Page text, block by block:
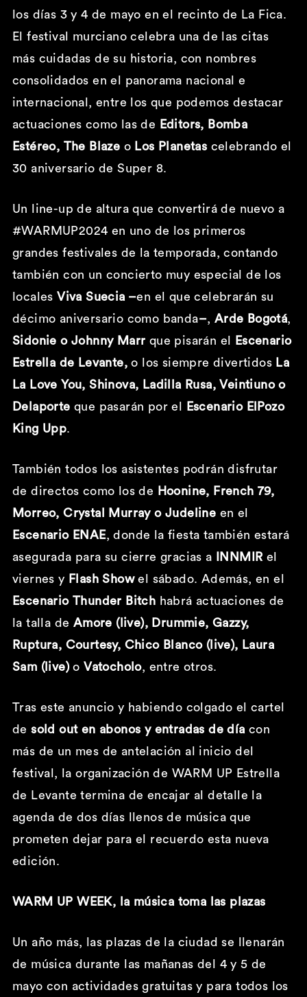
los días 3 y 4 de mayo en el recinto de La Fica.
El festival murciano celebra una de las citas
más cuidadas de su historia, con nombres
consolidados en el panorama nacional e
internacional, entre los que podemos destacar
actuaciones como las de
Editors, Bomba
Estéreo, The Blaze o Los Planetas celebrando el
30 aniversario de Super 8.
Un line-up de altura que convertirá de nuevo a
#WARMUP2024 en uno de los primeros
grandes festivales de la temporada, contando
también con un concierto muy especial de los
localesViva Suecia –en el que celebrarán su
décimo aniversario como banda–, Arde Bogotá,
Sidonie o Johnny Marr que pisarán el
Escenario
Estrella de Levante,o los siempre divertidos La
La Love You, Shinova, Ladilla Rusa, Veintiuno o
Delaporte que pasarán por el
Escenario ElPozo
King Upp.
También todos los asistentes podrán disfrutar
de directos como los de Hoonine, French 79,
Morreo, Crystal Murray o Judeline en el
Escenario ENAE, donde la fiesta también estará
asegurada para su cierre gracias a
INNMIR el
viernes y Flash Showel sábado. Además, en el
Escenario Thunder Bitch habrá actuaciones de
la talla de Amore (live), Drummie, Gazzy,
Ruptura, Courtesy, Chico Blanco (live), Laura
Sam (live)o Vatocholo, entre otros.
Tras este anuncio y habiendo colgado el cartel
de sold out en abonos y entradas de día con
más de un mes de antelación al inicio del
festival, la organización de WARM UP Estrella
de Levante termina de encajar al detalle la
agenda de dos días llenos de música que
prometen dejar para el recuerdo esta nueva
edición.
WARM UP WEEK, la música toma las plazas
Un año más, las plazas de la ciudad se llenarán
de música durante las mañanas del 4 y 5 de
mayo con actividades gratuitas y para todos los